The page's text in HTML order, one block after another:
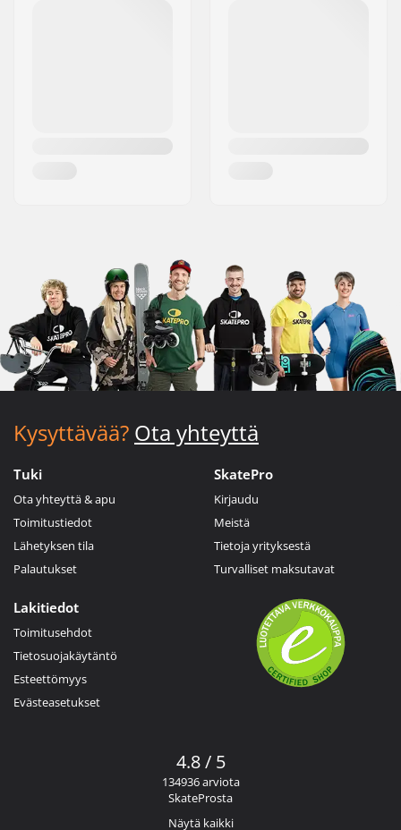
Kysyttävää? Ota yhteyttä
Tuki
Ota yhteyttä & apu
Toimitustiedot
Lähetyksen tila
Palautukset
SkatePro
Kirjaudu
Meistä
Tietoja yrityksestä
Turvalliset maksutavat
Lakitiedot
Toimitusehdot
Tietosuojakäytäntö
Esteettömyys
Evästeasetukset
4.8 / 5
134936 arviota
SkateProsta
Näytä kaikki